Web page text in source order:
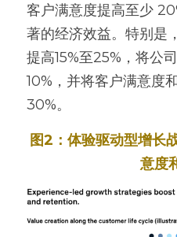
客户满意度提高至少
著的经济效益。特别是
提高15%至25%，将公
10%，并将客户满意度
30%。
图2：体验驱动型增长
意度